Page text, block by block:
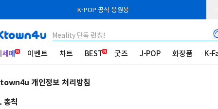
K-POP 공식 응원봉
Meality 단독 런칭!
세페 이벤트 차트 BEST 굿즈 J-POP 화장품 K-
개인정보 처리방침
총칙